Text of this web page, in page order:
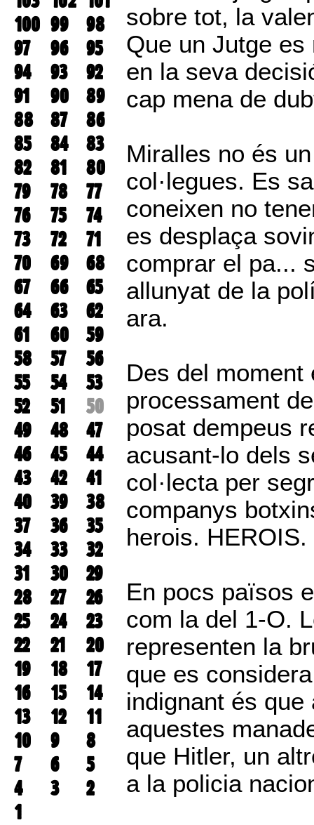
100 99
98
97
96
95
94
93
92
91
90
89
88
87
86
85
84
83
82
81
80
79
78
77
76
75
74
73
72
71
70
69
68
67
66
65
64
63
62
61
60
59
58
57
56
55
54
53
52
51
50
49
48
47
46
45
44
43
42
41
40
39
38
37
36
35
34
33
32
31
30
29
28
27
26
25
24
23
22
21
20
19
18
17
16
15
14
13
12
11
10
9
8
7
6
5
4
3
2
1
sobre tot, la
Que un Jutge
en la seva
cap mena de
Miralles no és
col·legues. Es
coneixen no
es desplaça
comprar el pa...
allunyat de la
ara.
Des del moment
processament
posat dempeus
acusant-lo dels
col·lecta per
companys
herois. HEROIS.
En pocs països
com la del 1-O.
representen la
que es
indignant és que
aquestes
que Hitler, un
a la policia